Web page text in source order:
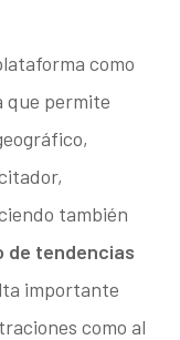
como
que permite
también
de tendencias
importante
como al